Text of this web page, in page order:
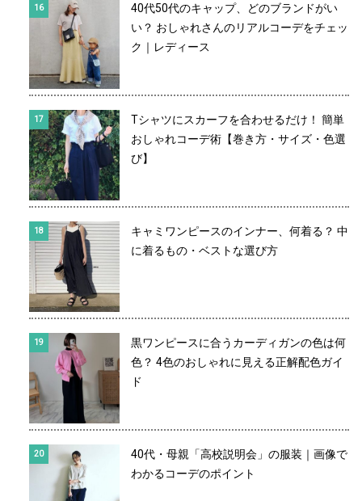
40代50代のキャップ、どのブランドがい
い？ おしゃれさんのリアルコーデをチェッ
ク｜レディース
Tシャツにスカーフを合わせるだけ！ 簡単
おしゃれコーデ術【巻き方・サイズ・色選
び】
キャミワンピースのインナー、何着る？ 中
に着るもの・ベストな選び方
黒ワンピースに合うカーディガンの色は何
色？ 4色のおしゃれに見える正解配色ガイ
ド
40代・母親「高校説明会」の服装｜画像で
わかるコーデのポイント